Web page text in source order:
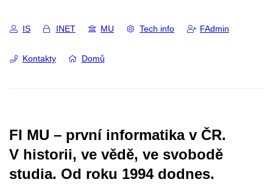
IS INET MU Tech info FAdmin
Kontakty Domů
FI MU – první informatika v ČR.
V historii, ve vědě, ve svobodě
studia. Od roku 1994 dodnes.